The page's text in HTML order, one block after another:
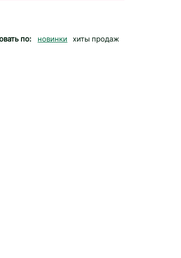
по: новинки хиты продаж